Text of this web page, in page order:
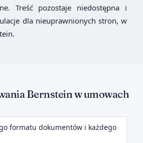
Treść pozostaje niedostępna i
dla nieuprawnionych stron, w
Bernstein w umowach
formatu dokumentów i każdego